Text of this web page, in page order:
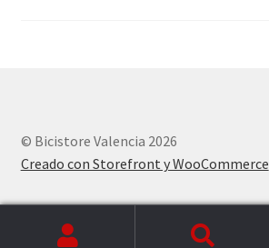
© Bicistore Valencia 2026
Creado con Storefront y WooCommerce